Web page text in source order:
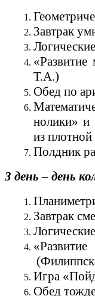
Завтрак
Т.А.)
Обед по
нолики» и
из
Полдник
3 день – день
Завтрак
Игра
Обед